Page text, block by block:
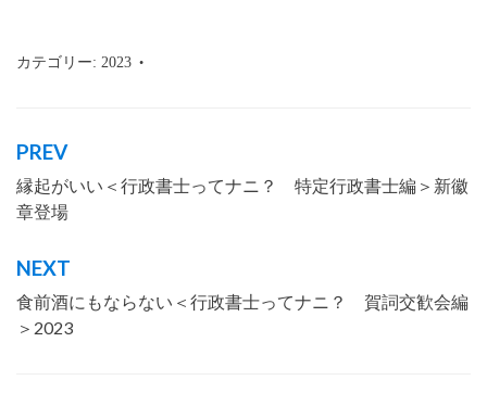
カテゴリー: 2023
投
稿
ナ
ビ
ゲ
ー
PREV
縁起がいい＜行政書士ってナニ？ 特定行政書士編＞新徽
章登場
NEXT
食前酒にもならない＜行政書士ってナニ？ 賀詞交歓会編
＞2023